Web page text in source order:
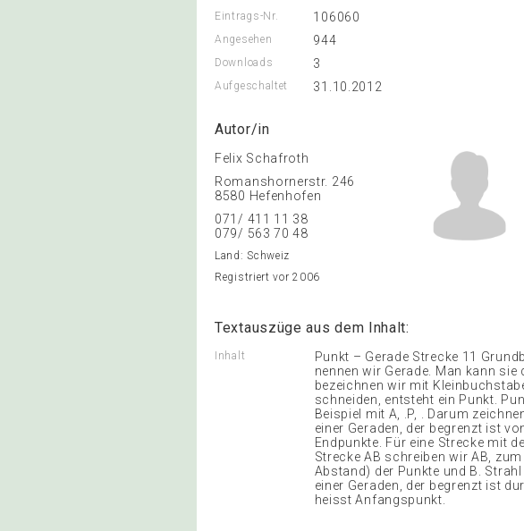
Eintrags-Nr. 106060
Angesehen 944
Downloads 3
Aufgeschaltet 31.10.2012
Autor/in
Felix Schafroth
Romanshornerstr. 246
8580 Hefenhofen
071/ 411 11 38
079/ 563 70 48
Land: Schweiz
Registriert vor 2006
Textauszüge aus dem Inhalt:
Inhalt
Punkt – Gerade Strecke 11
nennen wir Gerade. Man kann
bezeichnen wir mit
schneiden, entsteht ein Punkt.
Beispiel mit A, .P, . Darum
einer Geraden, der begrenzt ist
Endpunkte. Für eine Strecke mit
Strecke AB schreiben wir AB,
Abstand) der Punkte und B.
einer Geraden, der begrenzt ist
heisst Anfangspunkt.